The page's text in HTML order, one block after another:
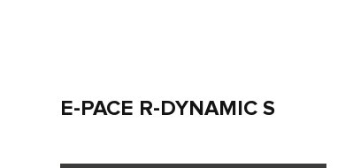
E-PACE R-DYNAMIC S